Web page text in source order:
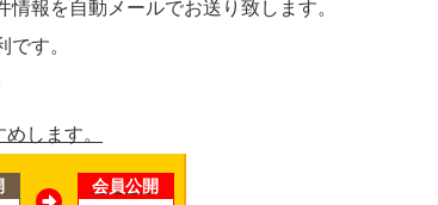
情報を自動メールでお送り致します。
す。
会員公開